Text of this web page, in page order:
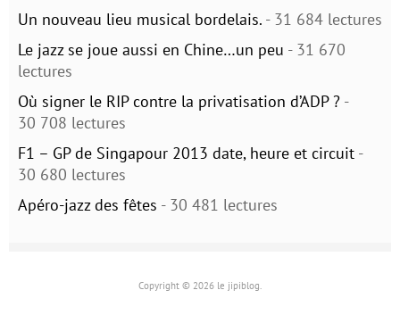
Un nouveau lieu musical bordelais. - 31 684 lectures
Le jazz se joue aussi en Chine…un peu - 31 670
lectures
Où signer le RIP contre la privatisation d’ADP ? -
30 708 lectures
F1 – GP de Singapour 2013 date, heure et circuit -
30 680 lectures
Apéro-jazz des fêtes - 30 481 lectures
Copyright © 2026 le jipiblog.